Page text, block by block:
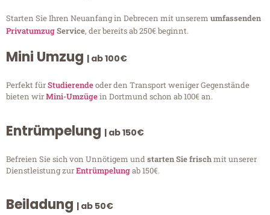
Starten Sie Ihren Neuanfang in Debrecen mit unserem umfassenden
PrivatumzugService, der bereits ab 250€ beginnt.
Mini Umzug | ab 100€
Perfekt fürStudierendeoder den Transport weniger Gegenstände
bieten wirMini-Umzügein Dortmund schon ab 100€ an.
Entrümpelung | ab 150€
Befreien Sie sich von Unnötigem undstarten Sie frischmit unserer
Dienstleistung zurEntrümpelungab 150€.
Beiladung | ab 50€